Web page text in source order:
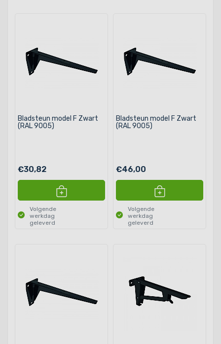
Bladsteun model F Zwart
(RAL 9005)
€30,82
Volgende
werkdag
geleverd
Bladsteun model F Zwart
(RAL 9005)
€46,00
Volgende
werkdag
geleverd